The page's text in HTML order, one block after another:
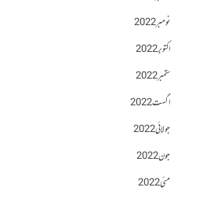
نومبر 2022
اکتوبر 2022
ستمبر 2022
اگست 2022
جولائی 2022
جون 2022
مئی 2022